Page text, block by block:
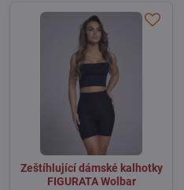
Zeštíhlující dámské kalhotky
FIGURATA Wolbar